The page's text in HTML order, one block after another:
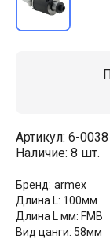
Артикул: 6-0038
Наличие: 8 шт.
Бренд: armex
Длина L: 100мм
Длина L мм: FMB
Вид цанги: 58мм